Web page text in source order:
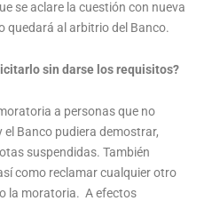
se aclare la cuestión con nueva
quedará al arbitrio del Banco.
sin darse los requisitos?
a personas que no
Banco pudiera demostrar,
suspendidas. También
como reclamar cualquier otro
la moratoria. A efectos